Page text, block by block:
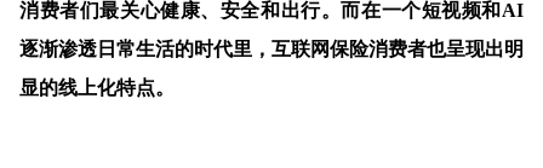
消费者们最关心健康、安全和出行。而在一个短视频和AI
逐渐渗透日常生活的时代里，互联网保险消费者也呈现出明
显的线上化特点。